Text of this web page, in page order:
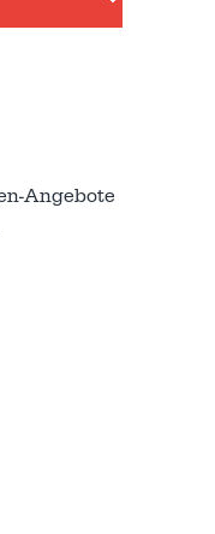
Angebote